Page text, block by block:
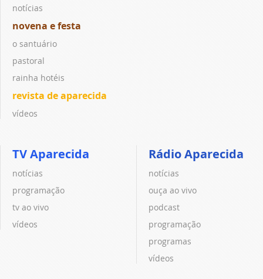
notícias
novena e festa
o santuário
pastoral
rainha hotéis
revista de aparecida
vídeos
TV Aparecida
notícias
programação
tv ao vivo
vídeos
Rádio Aparecida
notícias
ouça ao vivo
podcast
programação
programas
vídeos